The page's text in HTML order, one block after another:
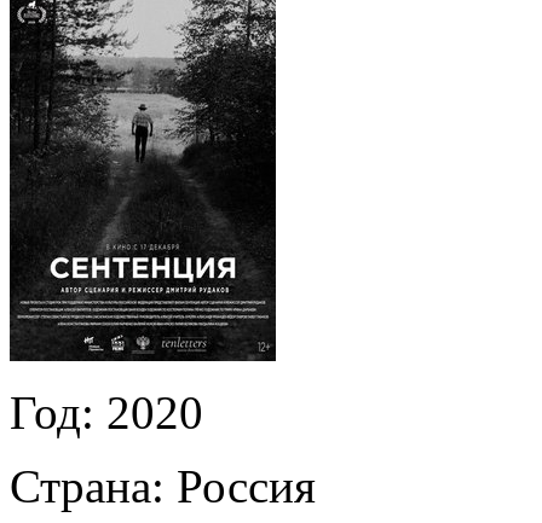
Год: 2020
Страна: Россия